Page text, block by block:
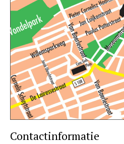
Contactinformatie